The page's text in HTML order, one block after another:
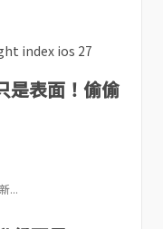
是表面！偷偷
...